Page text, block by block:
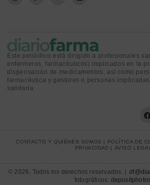
Este periódico está dirigido a profesionales
enfermeros, farmacéuticos) implicados en la
dispensación de medicamentos, así como
farmacéutica y gestores o personas
sanitaria.
CONTACTO Y QUIÉNES SOMOS | POLÍTICA DE
PRIVACIDAD | AVISO LEGAL
© 2026. Todos los derechos reservados. |
fotográficos: